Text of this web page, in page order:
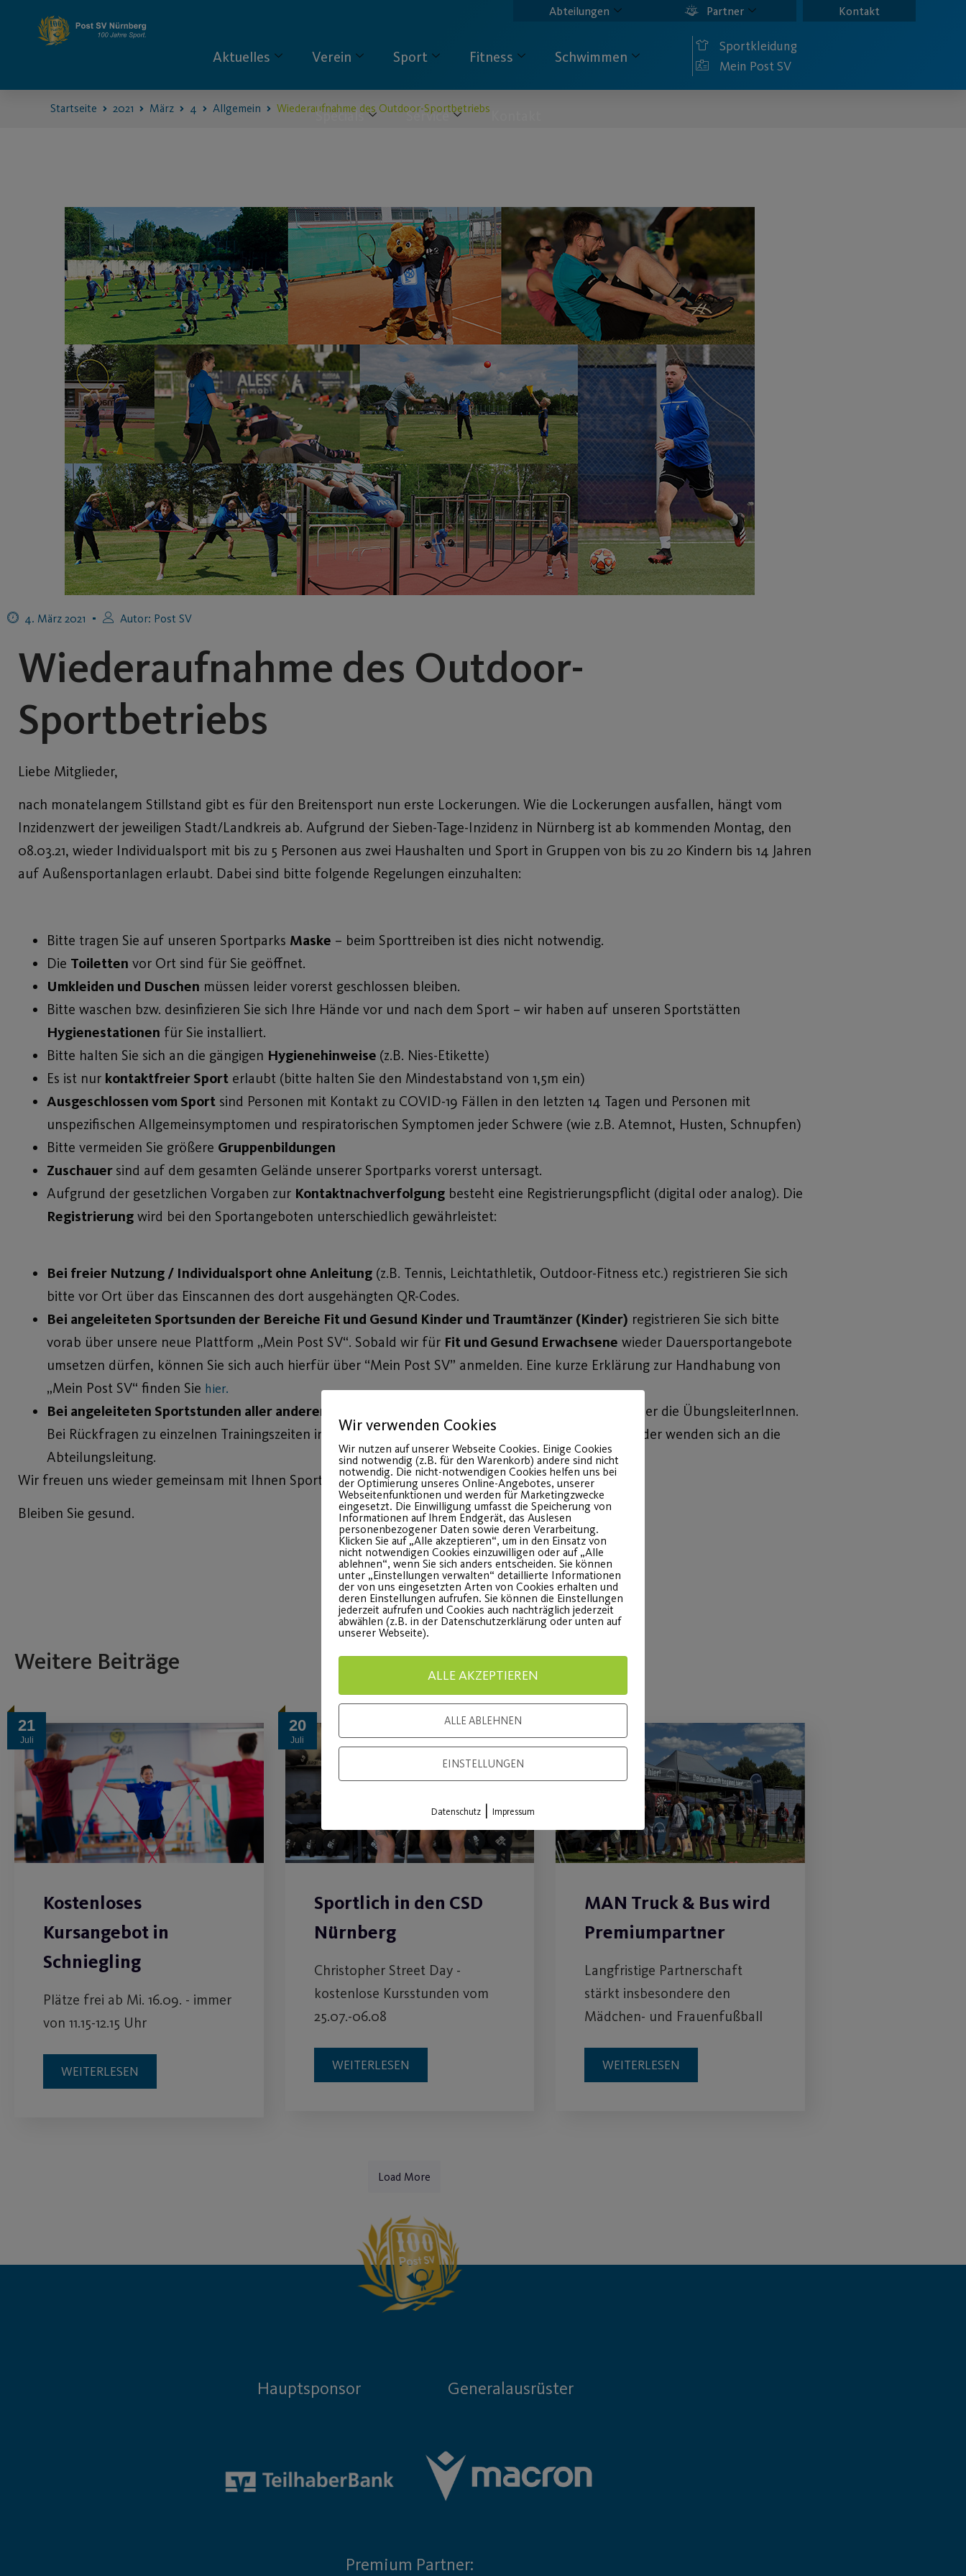
Abteilungen Partner Kontakt
Aktuelles Verein Sport Fitness Schwimmen
Specials Service
Sportkleidung
Mein Post SV
Startseite 2021 März 4 Allgemein Wiederaufnahme des Outdoor-Sportbetriebs
4. März 2021 Autor: Post SV
Wiederaufnahme des Outdoor-
Sportbetriebs
Liebe Mitglieder,
nach monatelangem Stillstand gibt es für den Breitensport nun erste Lockerungen. Wie die Lockerungen ausfallen, hängt vom
Inzidenzwert der jeweiligen Stadt/Landkreis ab. Aufgrund der Sieben-Tage-Inzidenz in Nürnberg ist ab kommenden Montag, den
08.03.21, wieder Individualsport mit bis zu 5 Personen aus zwei Haushalten und Sport in Gruppen von bis zu 20 Kindern bis 14 Jahren
auf Außensportanlagen erlaubt. Dabei sind bitte folgende Regelungen einzuhalten:
Bitte tragen Sie auf unseren Sportparks Maske – beim Sporttreiben ist dies nicht notwendig.
Die Toiletten vor Ort sind für Sie geöffnet.
Umkleiden und Duschen müssen leider vorerst geschlossen bleiben.
Bitte waschen bzw. desinfizieren Sie sich Ihre Hände vor und nach dem Sport – wir haben auf unseren Sportstätten
Hygienestationen für Sie installiert.
Bitte halten Sie sich an die gängigen Hygienehinweise (z.B. Nies-Etikette)
Es ist nur kontaktfreier Sport erlaubt (bitte halten Sie den Mindestabstand von 1,5m ein)
Ausgeschlossen vom Sport sind Personen mit Kontakt zu COVID-19 Fällen in den letzten 14 Tagen und Personen mit
unspezifischen Allgemeinsymptomen und respiratorischen Symptomen jeder Schwere (wie z.B. Atemnot, Husten, Schnupfen)
Bitte vermeiden Sie größere Gruppenbildungen
Zuschauer sind auf dem gesamten Gelände unserer Sportparks vorerst untersagt.
Aufgrund der gesetzlichen Vorgaben zur Kontaktnachverfolgung besteht eine Registrierungspflicht (digital oder analog). Die
Registrierung wird bei den Sportangeboten unterschiedlich gewährleistet:
Bei freier Nutzung / Individualsport ohne Anleitung (z.B. Tennis, Leichtathletik, Outdoor-Fitness etc.) registrieren Sie sich
bitte vor Ort über das Einscannen des dort ausgehängten QR-Codes.
Bei angeleiteten Sportsunden der Bereiche Fit und Gesund Kinder und Traumtänzer (Kinder) registrieren Sie sich bitte
vorab über unsere neue Plattform „Mein Post SV“. Sobald wir für Fit und Gesund Erwachsene wieder Dauersportangebote
umsetzen dürfen, können Sie sich auch hierfür über “Mein Post SV” anmelden. Eine kurze Erklärung zur Handhabung von
„Mein Post SV“ finden Sie hier.
Bei angeleiteten Sportstunden aller anderen Abteilungen
, erfolgt die Dokumentation vor Ort über die ÜbungsleiterInnen.
Bei Rückfragen zu einzelnen Trainingszeiten informieren Sie sich bitte auf der Abteilungswebsite, oder wenden sich an die
Abteilungsleitung.
Wir freuen uns wieder gemeinsam mit Ihnen Sport treiben zu können.
Bleiben Sie gesund.
Weitere Beiträge
21
Juli
Kostenloses
Kursangebot in
Schniegling
Plätze frei ab Mi. 16.09. - immer
von 11.15-12.15 Uhr
WEITERLESEN
20
Juli
Sportlich in den CSD
Nürnberg
Christopher Street Day -
kostenlose Kursstunden vom
25.07.-06.08
WEITERLESEN
Juli
MAN Truck & Bus wird
Premiumpartner
Langfristige Partnerschaft
stärkt insbesondere den
Mädchen- und Frauenfußball
WEITERLESEN
Load More
Hauptsponsor Generalausrüster
Premium Partner:
Wir verwenden Cookies
Wir nutzen auf unserer Webseite Cookies. Einige Cookies
sind notwendig (z.B. für den Warenkorb) andere sind nicht
notwendig. Die nicht-notwendigen Cookies helfen uns bei
der Optimierung unseres Online-Angebotes, unserer
Webseitenfunktionen und werden für Marketingzwecke
eingesetzt. Die Einwilligung umfasst die Speicherung von
Informationen auf Ihrem Endgerät, das Auslesen
personenbezogener Daten sowie deren Verarbeitung.
Klicken Sie auf „Alle akzeptieren“, um in den Einsatz von
nicht notwendigen Cookies einzuwilligen oder auf „Alle
ablehnen“, wenn Sie sich anders entscheiden. Sie können
unter „Einstellungen verwalten“ detaillierte Informationen
der von uns eingesetzten Arten von Cookies erhalten und
deren Einstellungen aufrufen. Sie können die Einstellungen
jederzeit aufrufen und Cookies auch nachträglich jederzeit
abwählen (z.B. in der Datenschutzerklärung oder unten auf
unserer Webseite).
ALLE AKZEPTIEREN
ALLE ABLEHNEN
EINSTELLUNGEN
Datenschutz | Impressum